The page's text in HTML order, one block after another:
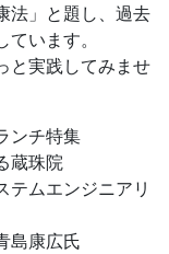
法」と題し、過去
います。
と実践してみませ
ンチ特集
蔵珠院
テムエンジニアリ
広氏